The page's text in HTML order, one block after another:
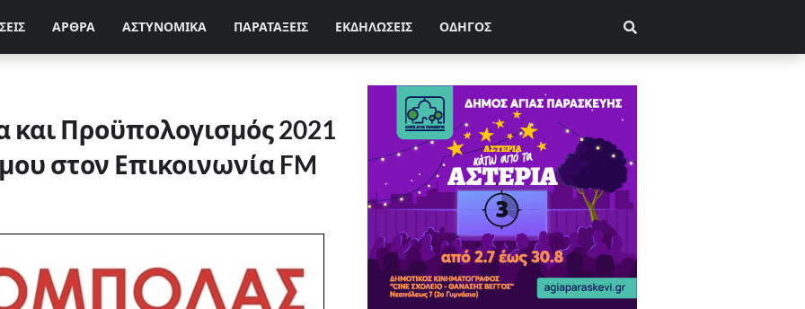
ΑΡΘΡΑ ΑΣΤΥΝΟΜΙΚΑ ΠΑΡΑΤΑΞΕΙΣ ΕΚΔΗΛΩΣΕΙΣ ΟΔΗΓΟΣ
και Προϋπολογισμός 2021
στον Επικοινωνία FM